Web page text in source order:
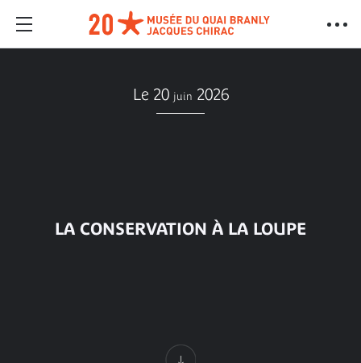
Le 20 juin 2026
LA CONSERVATION À LA LOUPE